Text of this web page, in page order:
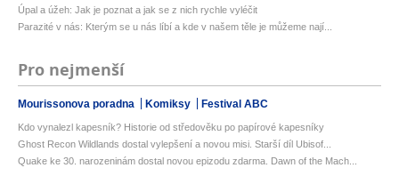
Úpal a úžeh: Jak je poznat a jak se z nich rychle vyléčit
Parazité v nás: Kterým se u nás líbí a kde v našem těle je můžeme nají...
Pro nejmenší
Mourissonova poradna Komiksy Festival ABC
Kdo vynalezl kapesník? Historie od středověku po papírové kapesníky
Ghost Recon Wildlands dostal vylepšení a novou misi. Starší díl Ubisof...
Quake ke 30. narozeninám dostal novou epizodu zdarma. Dawn of the Mach...